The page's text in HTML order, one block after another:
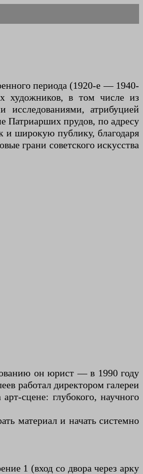
периода (1920-е — 1940-
художников, в том числе из
атрибуцией
Патриарших прудов, по адресу
и широкую публику, благодаря
грани советского искусства
он юрист — в 1990 году
работал директором галереи
сцене: глубокого, научного
материал и начать системно
1 (вход со двора через арку